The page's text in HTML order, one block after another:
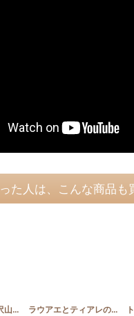
た人は、こんな商品も
デイゴのポケット沢山ショルダーバッグ【幅30cm】 [
ラウアエとティアレのポケット沢山ショルダーバッグ【幅30cm】